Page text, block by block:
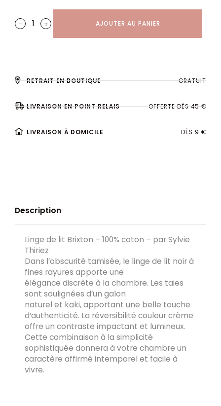
- + AJOUTER AU PANIER
RETRAIT EN BOUTIQUE GRATUIT
LIVRAISON EN POINT RELAIS OFFERTE DÈS 45 €
LIVRAISON À DOMICILE DÈS 9 €
Description
Linge de lit Brixton – 100% coton – par Sylvie
Thiriez
Dans l’obscurité tamisée, le linge de lit noir à
fines rayures apporte une
élégance discrète à la chambre. Les taies
sont soulignées d’un galon
naturel et kaki, apportant une belle touche
d’authenticité. La réversibilité couleur crème
offre un contraste impactant et lumineux.
Cette combinaison à la simplicité
sophistiquée donnera à votre chambre un
caractère affirmé intemporel et facile à
vivre.